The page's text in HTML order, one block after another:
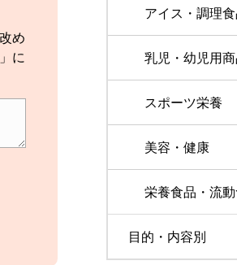
アイス・調理
乳児・幼児用
スポーツ栄養
美容・健康
栄養食品・流
目的・内容別
め
に